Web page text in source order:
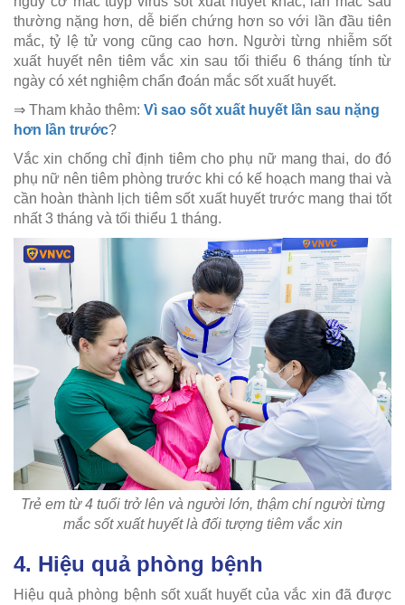
thường nặng hơn, dễ biến chứng hơn so với lần đầu tiên
mắc, tỷ lệ tử vong cũng cao hơn. Người từng nhiễm sốt
xuất huyết nên tiêm vắc xin sau tối thiểu 6 tháng tính từ
ngày có xét nghiệm chẩn đoán mắc sốt xuất huyết.
⇒ Tham khảo thêm: Vì sao sốt xuất huyết lần sau nặng
hơn lần trước?
Vắc xin chống chỉ định tiêm cho phụ nữ mang thai, do đó
phụ nữ nên tiêm phòng trước khi có kế hoạch mang thai và
cần hoàn thành lịch tiêm sốt xuất huyết trước mang thai tốt
nhất 3 tháng và tối thiểu 1 tháng.
Trẻ em từ 4 tuổi trở lên và người lớn, thậm chí người từng
mắc sốt xuất huyết là đối tượng tiêm vắc xin
4. Hiệu quả phòng bệnh
Hiệu quả phòng bệnh sốt xuất huyết của vắc xin đã được